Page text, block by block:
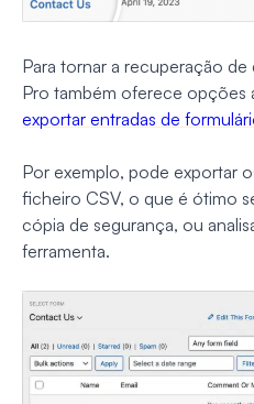
Para tornar a recuperação
Pro também oferece opções
exportar entradas de
Por exemplo, pode exportar
ficheiro CSV, o que é ótimo
cópia de segurança, ou
ferramenta.